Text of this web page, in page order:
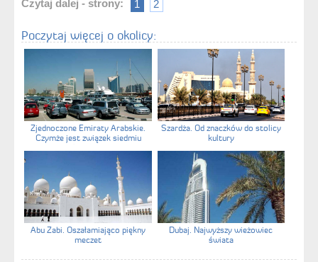
Czytaj dalej - strony: 1 2
Poczytaj więcej o okolicy:
Zjednoczone Emiraty Arabskie.
Czymże jest związek siedmiu
Szardża. Od znaczków do stolicy
kultury
Abu Zabi. Oszałamiająco piękny
meczet
Dubaj. Najwyższy wieżowiec
świata